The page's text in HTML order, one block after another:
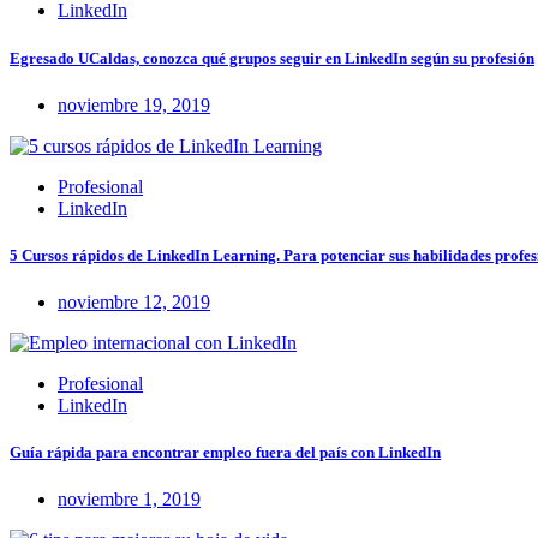
LinkedIn
Egresado UCaldas, conozca qué grupos seguir en LinkedIn según su profesión
noviembre 19, 2019
Profesional
LinkedIn
5 Cursos rápidos de LinkedIn Learning. Para potenciar sus habilidades
noviembre 12, 2019
Profesional
LinkedIn
Guía rápida para encontrar empleo fuera del país con LinkedIn
noviembre 1, 2019